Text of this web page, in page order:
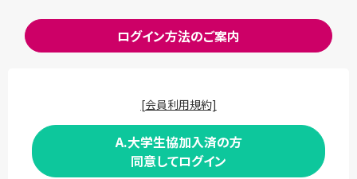
ログイン方法のご案内
[会員利用規約]
A.大学生協加入済の方
同意してログイン